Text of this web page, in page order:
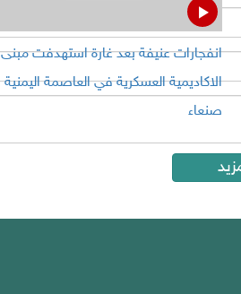
انفجارات عنيفة بعد غارة استهدفت مبنى
الاكاديمية العسكرية في العاصمة اليمنية
صنعاء